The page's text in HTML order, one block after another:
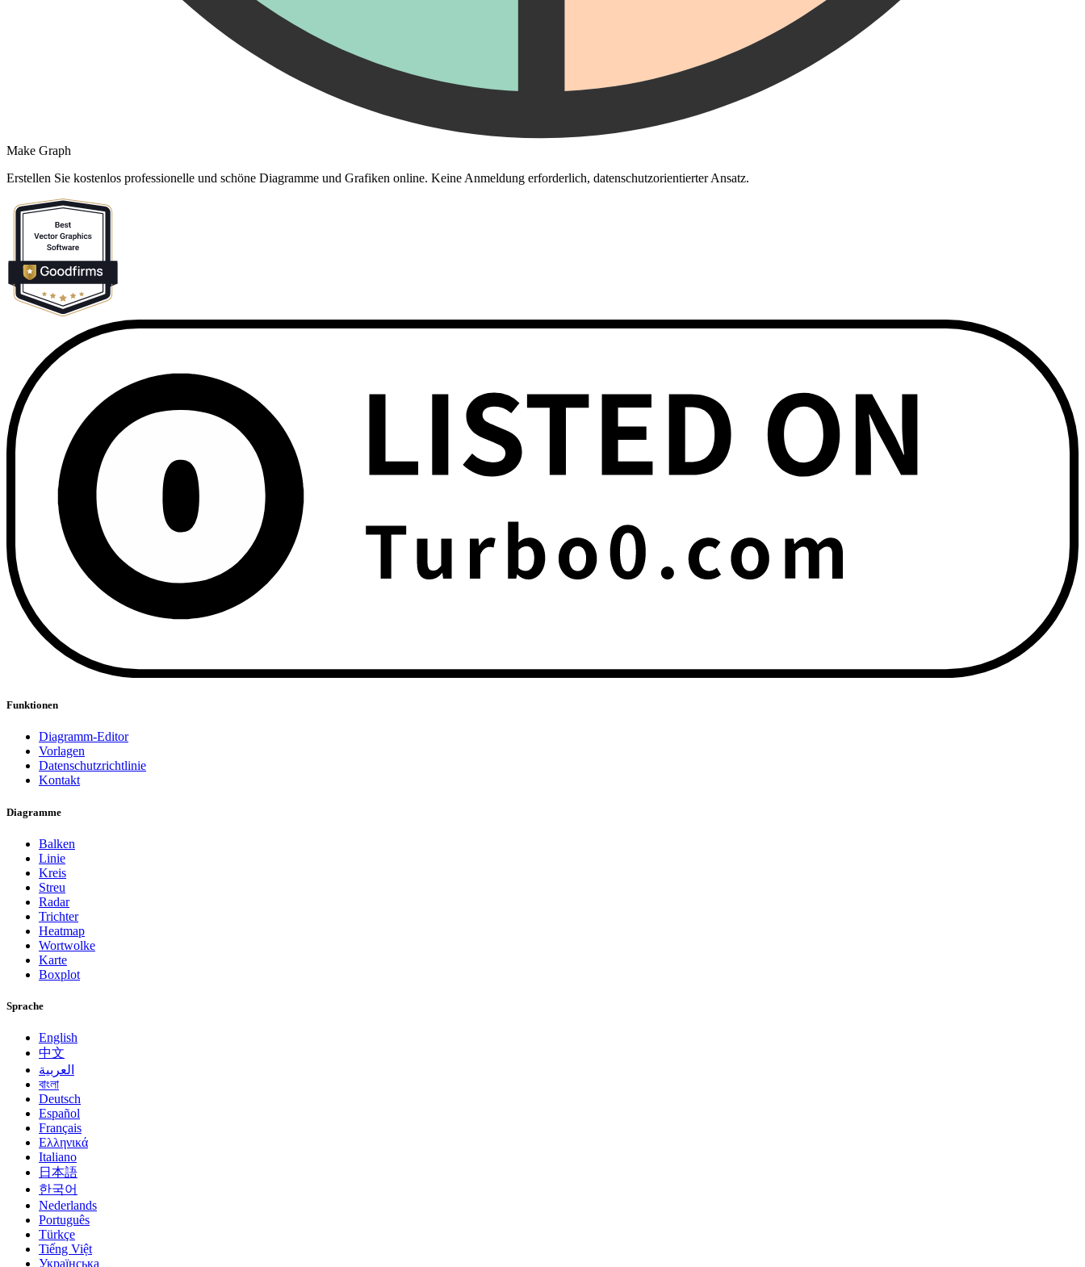
Make Graph
Erstellen Sie kostenlos professionelle und schöne Diagramme und Grafiken online. Keine Anmeldung erforderlich, datenschutzorientierter Ansatz.
Funktionen
Diagramm-Editor
Vorlagen
Datenschutzrichtlinie
Kontakt
Diagramme
Balken
Linie
Kreis
Streu
Radar
Trichter
Heatmap
Wortwolke
Karte
Boxplot
Sprache
English
中文
العربية
বাংলা
Deutsch
Español
Français
Ελληνικά
Italiano
日本語
한국어
Nederlands
Português
Türkçe
Tiếng Việt
Українська